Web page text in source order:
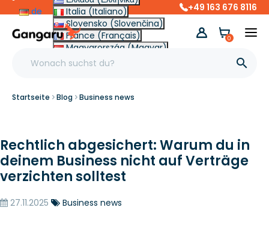
de
Italia (Italiano)
Slovensko (Slovenčina)
France (Français)
Magyarország (Magyar)
Other (English €)
+49 163 676 8116

0
Startseite Blog Business news
Rechtlich abgesichert: Warum du in
deinem Business nicht auf Verträge
verzichten solltest
27.11.2025 Business news